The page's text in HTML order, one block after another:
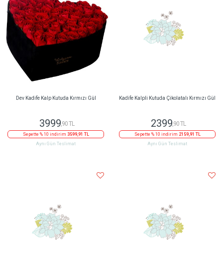
Dev Kadife Kalp Kutuda Kırmızı Gül
3999,90 TL
Sepette % 10 indirim 3599,91 TL
Aynı Gün Teslimat
Kadife Kalpli Kutuda Çikolatalı Kırmızı Gül
2399,90 TL
Sepette % 10 indirim 2159,91 TL
Aynı Gün Teslimat